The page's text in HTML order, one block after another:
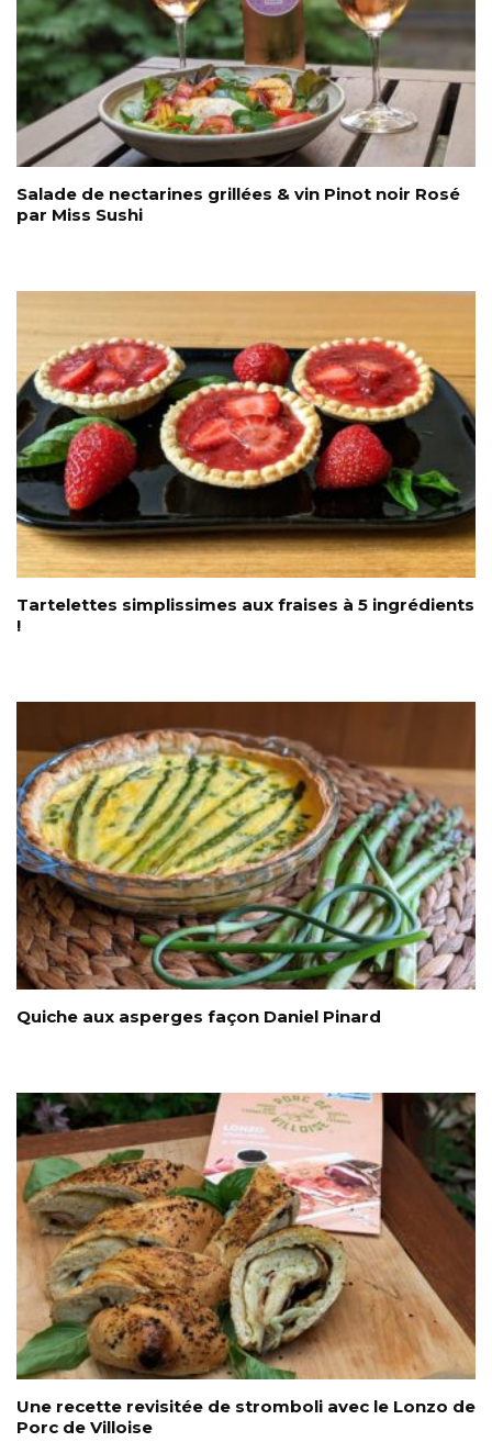
Salade de nectarines grillées & vin Pinot noir Rosé
par Miss Sushi
Tartelettes simplissimes aux fraises à 5 ingrédients
!
Quiche aux asperges façon Daniel Pinard
Une recette revisitée de stromboli avec le Lonzo de
Porc de Villoise